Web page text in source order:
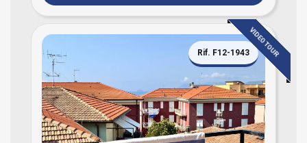
VIDEO TOUR
Rif. F12-1943